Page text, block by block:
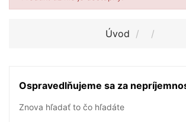
Úvod
Ospravedlňujeme sa za
Znova hľadať to čo hľadáte